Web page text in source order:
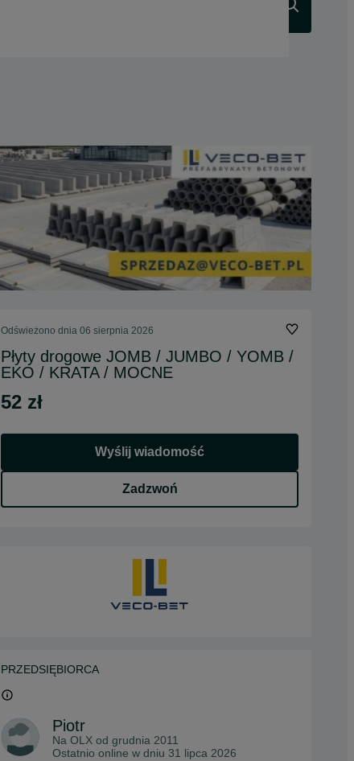
Odświeżono dnia 06 sierpnia 2026
Płyty drogowe JOMB / JUMBO / YOMB /
EKO / KRATA / MOCNE
52 zł
Wyślij wiadomość
Zadzwoń
PRZEDSIĘBIORCA
Piotr
Na OLX od grudnia 2011
Ostatnio online w dniu 31 lipca 2026